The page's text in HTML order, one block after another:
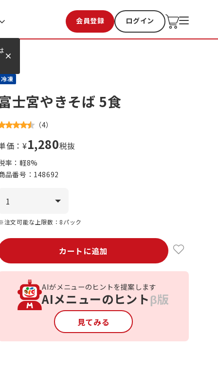
会員登録 ログイン
お気に入り 過去購入
冷凍
士宮やきそば 5食
（4）
価：¥1,280税抜
率：軽8%
品番号： 148692
注文可能な上限数：8パック
カートに追加
AIがメニューのヒントを提案します
AIメニューのヒントβ版
見てみる